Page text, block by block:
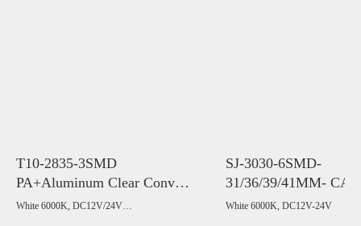
T10-2835-3SMD
PA+Aluminum Clear Convex
Lens
White 6000K, DC12V/24V
SJ-3030-6SMD-
31/36/39/41MM-
White 6000K, DC12V-24V